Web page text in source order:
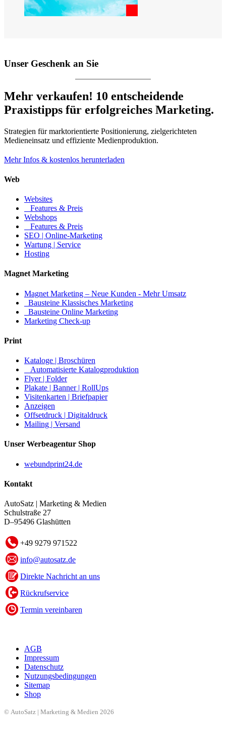
Unser Geschenk an Sie
Mehr verkaufen! 10 entscheidende
Praxistipps für erfolgreiches Marketing.
Strategien für marktorientierte Positionierung, zielgerichteten
Medieneinsatz und effiziente Medienproduktion.
Mehr Infos & kostenlos herunterladen
Web
Websites
Features & Preis
Webshops
Features & Preis
SEO | Online-Marketing
Wartung | Service
Hosting
Magnet Marketing
Magnet Marketing – Neue Kunden - Mehr Umsatz
Bausteine Klassisches Marketing
Bausteine Online Marketing
Marketing Check-up
Print
Kataloge | Broschüren
Automatisierte Katalogproduktion
Flyer | Folder
Plakate | Banner | RollUps
Visitenkarten | Briefpapier
Anzeigen
Offsetdruck | Digitaldruck
Mailing | Versand
Unser Werbeagentur Shop
webundprint24.de
Kontakt
AutoSatz | Marketing & Medien
Schulstraße 27
D–95496 Glashütten
+49 9279 971522
info@autosatz.de
Direkte Nachricht an uns
Rückrufservice
Termin vereinbaren
AGB
Impressum
Datenschutz
Nutzungsbedingungen
Sitemap
Shop
© AutoSatz | Marketing & Medien 2026